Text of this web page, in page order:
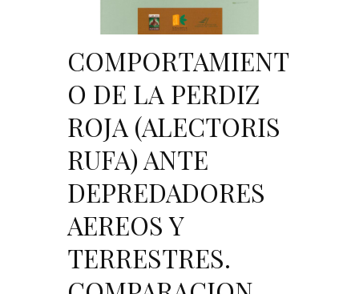
COMPORTAMIENT
O DE LA PERDIZ
ROJA (ALECTORIS
RUFA) ANTE
DEPREDADORES
AEREOS Y
TERRESTRES.